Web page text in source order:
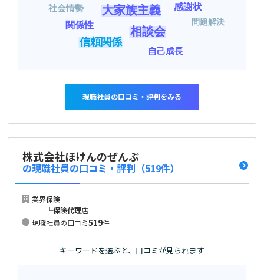
大家族主義
相談会
信頼関係
関係性
感謝状
自己成長
社会情勢
問題解決
現職社員の口コミ・評判をみる
株式会社ほけんのぜんぶ
の現職社員の口コミ・評判 （519件）
業界保険
└保険代理店
現職社員の口コミ519件
キーワードを選ぶと、口コミが見られます